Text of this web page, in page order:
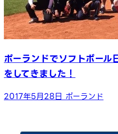
ポーランドでソフトボー
をしてきました！
2017年5月28日 ポーランド